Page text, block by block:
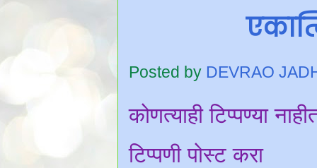
Posted by DEVRAO
कोणत्याही टिप्पण्‍या
टिप्पणी पोस्ट करा